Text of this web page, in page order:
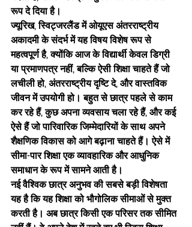
रूप दे दिया है।
ज्यूरिख, स्विट्जरलैंड में ओयूएस अंतरराष्ट्रीय
अकादमी के संदर्भ में यह विषय विशेष रूप से
महत्वपूर्ण है, क्योंकि आज के विद्यार्थी केवल डिग्री
या प्रमाणपत्र नहीं, बल्कि ऐसी शिक्षा चाहते हैं जो
लचीली हो, अंतरराष्ट्रीय दृष्टि दे, और वास्तविक
जीवन में उपयोगी हो। बहुत से छात्र पहले से काम
कर रहे हैं, कुछ अपना व्यवसाय चला रहे हैं, और कई
ऐसे हैं जो पारिवारिक जिम्मेदारियों के साथ अपने
शैक्षणिक विकास को आगे बढ़ाना चाहते हैं। ऐसे में
सीमा-पार शिक्षा एक व्यावहारिक और आधुनिक
समाधान के रूप में सामने आती है।
नई वैश्विक छात्र अनुभव की सबसे बड़ी विशेषता
यह है कि यह शिक्षा को भौगोलिक सीमाओं से मुक्त
करती है। अब छात्र किसी एक परिसर तक सीमित